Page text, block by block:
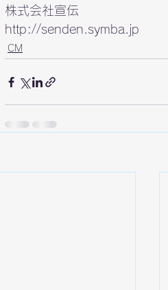
http://senden.symba.jp
CM